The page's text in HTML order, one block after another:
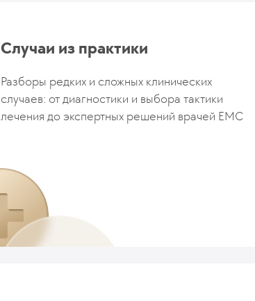
Случаи из практики
Разборы редких и сложных клинических
случаев: от диагностики и выбора тактики
лечения до экспертных решений врачей EMC